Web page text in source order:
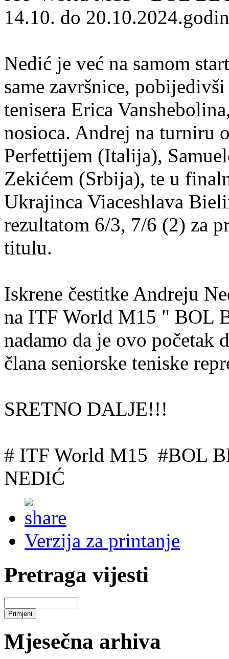
14.10. do
Nedić je već na samom
same završnice,
tenisera Erica
nosioca. Andrej na turniru
Perfettijem (Italija),
Zekićem (Srbija), te u
Ukrajinca Viaceshlava
rezultatom 6/3, 7/6 (2) za
titulu.
Iskrene čestitke Andreju
na ITF World M15 " BOL
nadamo da je ovo početak
člana seniorske teniske
SRETNO DALJE!!!
# ITF World M15 #BOL
NEDIĆ
Verzija za printanje
Pretraga vijesti
Mjesečna arhiva